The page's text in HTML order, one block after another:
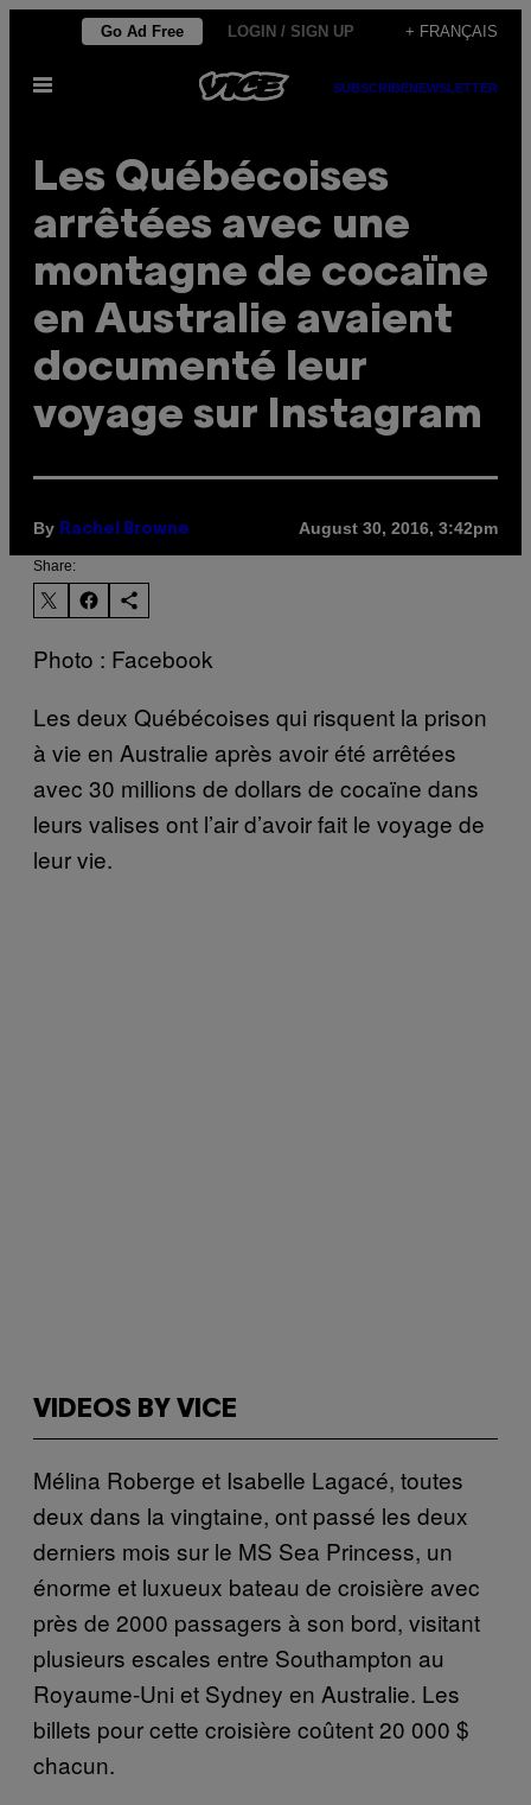
content
Go Ad Free LOGIN / SIGN UP + FRANÇAIS
Open
SUBSCRIBENEWSLETTER
Les Québécoises
arrêtées avec une
montagne de cocaïne
en Australie avaient
documenté leur
voyage sur Instagram
By Rachel Browne August 30, 2016, 3:42pm
Share:
Photo : Facebook
Les deux Québécoises qui risquent la prison
à vie en Australie après avoir été arrêtées
avec 30 millions de dollars de cocaïne dans
leurs valises ont l’air d’avoir fait le voyage de
leur vie.
VIDEOS BY VICE
Mélina Roberge et Isabelle Lagacé, toutes
deux dans la vingtaine, ont passé les deux
derniers mois sur le MS Sea Princess, un
énorme et luxueux bateau de croisière avec
près de 2000 passagers à son bord, visitant
plusieurs escales entre Southampton au
Royaume-Uni et Sydney en Australie. Les
billets pour cette croisière coûtent 20 000 $
chacun.